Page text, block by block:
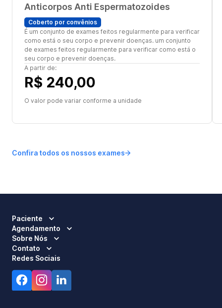
Anticorpos Anti Espermatozoides
Coberto por convênios
É um conjunto de exames feitos regularmente para verificar
como está o seu corpo e prevenir doenças. um conjunto
de exames feitos regularmente para verificar como está o
seu corpo e prevenir doenças.
A partir de:
R$ 240,00
O valor pode variar conforme a unidade
Confira todos os nossos exames
Paciente
Agendamento
Sobre Nós
Contato
Redes Sociais